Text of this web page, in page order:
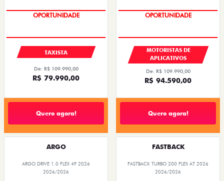
OPORTUNIDADE
TAXISTA
De: R$ 109.990,00
R$ 79.990,00
Quero agora!
OPORTUNIDADE
MOTORISTAS DE
APLICATIVOS
De: R$ 109.990,00
R$ 94.590,00
Quero agora!
ARGO
ARGO DRIVE 1.0 FLEX 4P 2026
2026/2026
FASTBACK
FASTBACK TURBO 200 FLEX AT 2026
2026/2026